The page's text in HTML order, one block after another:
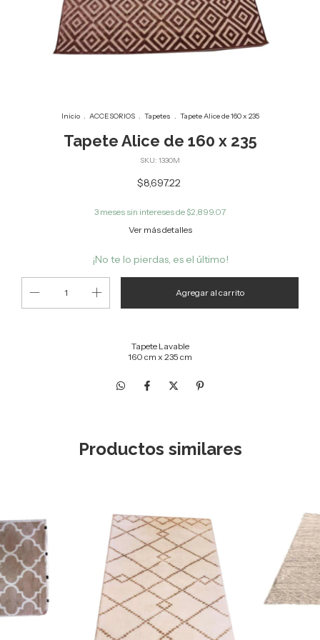
Inicio . ACCESORIOS . Tapetes . Tapete Alice de 160 x 235
Tapete Alice de 160 x 235
SKU: 1330M
$8,697.22
3 meses sin intereses de $2,899.07
Ver más detalles
¡No te lo pierdas, es el último!
Tapete Lavable
160 cm x 235 cm
Productos similares